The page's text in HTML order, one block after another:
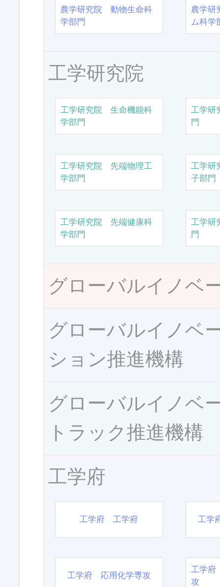
農学研究院 動物生命科
学部門
農学
ム科学
工学研究院
工学研究院 生命機能科
学部門
工学研
門
工学研究院 先端物理工
学部門
工学研
子部門
工学研究院 先端健康科
学部門
工学研
門
グローバルイノベ
グローバルイノベ
ション推進機構
グローバルイノベ
トラック推進機構
工学府
工学府 工学府 工学
工学府 応用化学専攻
工学府
攻